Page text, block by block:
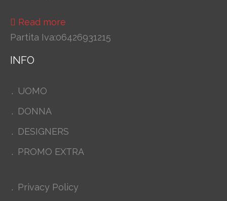
Read more
Partita Iva:06426931215
INFO
UOMO
DONNA
DESIGNERS
PROMO EXTRA
Privacy Policy